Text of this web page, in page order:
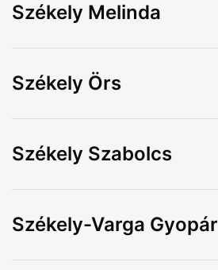
Székely Melinda
Székely Örs
Székely Szabolcs
Székely-Varga Gyopár